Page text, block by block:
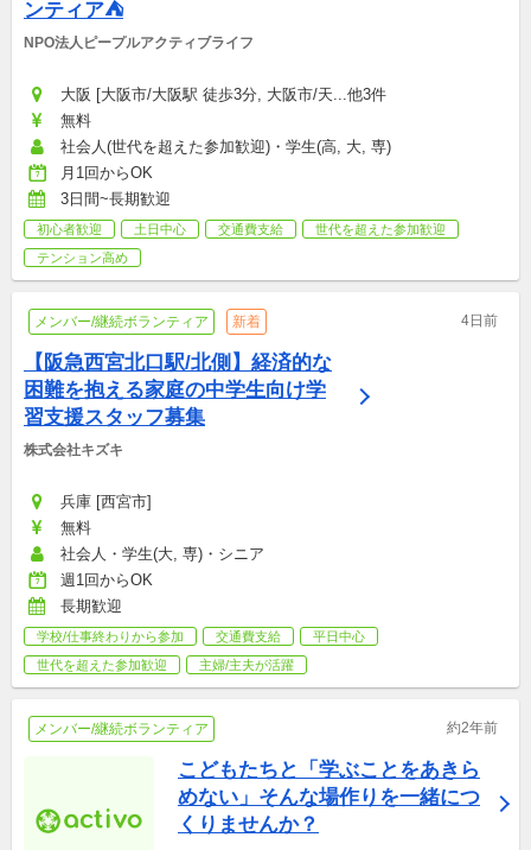
ンティア⛺
NPO法人ピープルアクティブライフ
大阪 [大阪市/大阪駅 徒歩3分, 大阪市/天...他3件
無料
社会人(世代を超えた参加歓迎)・学生(高, 大, 専)
月1回からOK
3日間~長期歓迎
初心者歓迎 土日中心 交通費支給
世代を超えた参加歓迎
テンション高め
メンバー/継続ボランティア 新着 4日前
【阪急西宮北口駅/北側】経済的な
困難を抱える家庭の中学生向け学
習支援スタッフ募集
株式会社キズキ
兵庫 [西宮市]
無料
社会人・学生(大, 専)・シニア
週1回からOK
長期歓迎
学校/仕事終わりから参加 交通費支給
平日中心
世代を超えた参加歓迎
主婦/主夫が活躍
メンバー/継続ボランティア 約2年前
こどもたちと「学ぶことをあきら
めない」そんな場作りを一緒につ
くりませんか？